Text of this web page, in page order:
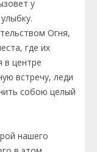
у
Огня,
где их
в центре
встречу, леди
собою целый
нашего